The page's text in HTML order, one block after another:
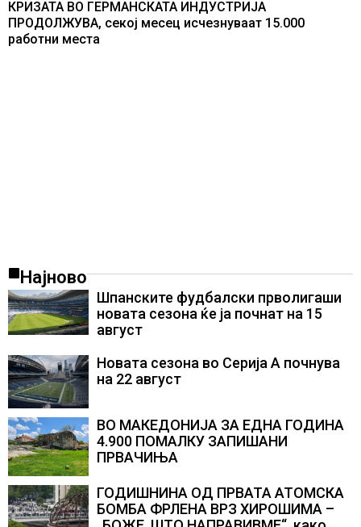
КРИЗАТА ВО ГЕРМАНСКАТА ИНДУСТРИЈА
ПРОДОЛЖУВА, секој месец исчезнуваат 15.000
работни места
Најново
Шпанските фудбалски прволигаши
новата сезона ќе ја почнат на 15
август
Новата сезона во Серија А почнува
на 22 август
ВО МАКЕДОНИЈА ЗА ЕДНА ГОДИНА
4.900 ПОМАЛКУ ЗАПИШАНИ
ПРВАЧИЊА
ГОДИШНИНА ОД ПРВАТА АТОМСКА
БОМБА ФРЛЕНА ВРЗ ХИРОШИМА –